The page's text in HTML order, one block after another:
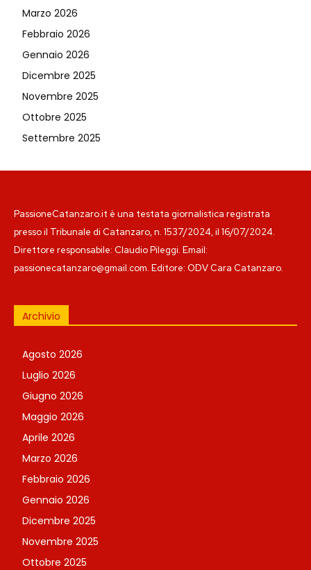
Marzo 2026
Febbraio 2026
Gennaio 2026
Dicembre 2025
Novembre 2025
Ottobre 2025
Settembre 2025
PassioneCatanzaro.it è una testata giornalistica registrata
presso il Tribunale di Catanzaro, n. 1537/2024, il 16/07/2024.
Direttore responsabile: Claudio Pileggi. Email:
passionecatanzaro@gmail.com. Editore: ODV Cara Catanzaro.
Archivio
Agosto 2026
Luglio 2026
Giugno 2026
Maggio 2026
Aprile 2026
Marzo 2026
Febbraio 2026
Gennaio 2026
Dicembre 2025
Novembre 2025
Ottobre 2025